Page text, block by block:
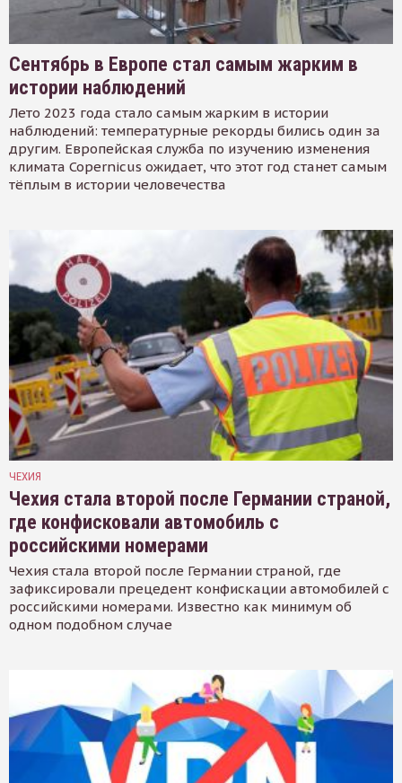
Сентябрь в Европе стал самым жарким в
истории наблюдений
Лето 2023 года стало самым жарким в истории
наблюдений: температурные рекорды бились один за
другим. Европейская служба по изучению изменения
климата Copernicus ожидает, что этот год станет самым
тёплым в истории человечества
ЧЕХИЯ
Чехия стала второй после Германии страной,
где конфисковали автомобиль с
российскими номерами
Чехия стала второй после Германии страной, где
зафиксировали прецедент конфискации автомобилей с
российскими номерами. Известно как минимум об
одном подобном случае